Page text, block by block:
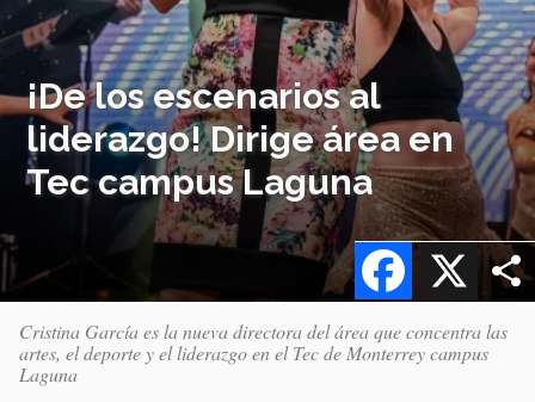
¡De los escenarios al
liderazgo! Dirige área en
Tec campus Laguna
X
Facebook
Cristina García es la nueva directora del área que concentra las
artes, el deporte y el liderazgo en el Tec de Monterrey campus
Laguna